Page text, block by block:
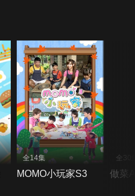
全14集
MOMO小玩家S3
全30
做菜